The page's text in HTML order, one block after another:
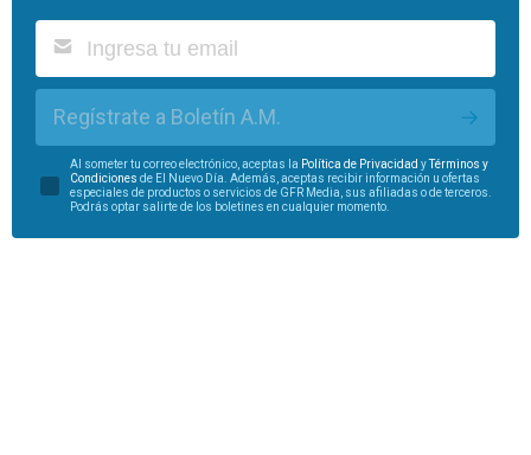
Regístrate a Boletín A.M.
Al someter tu correo electrónico, aceptas la Política de Privacidad yTérminos y
Condiciones de El Nuevo Día. Además, aceptas recibir información u ofertas
especiales de productos o servicios de GFR Media, sus afiliadas o de terceros.
Podrás optar salirte de los boletines en cualquier momento.